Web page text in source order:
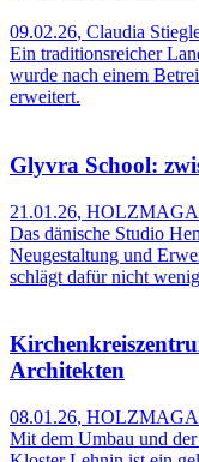
09.02.26, Claudia
Ein traditionsreicher
wurde nach einem
erweitert.
Glyvra School:
21.01.26,
Das dänische Studio
Neugestaltung und
schlägt dafür nicht
Architekten
08.01.26,
Mit dem Umbau und